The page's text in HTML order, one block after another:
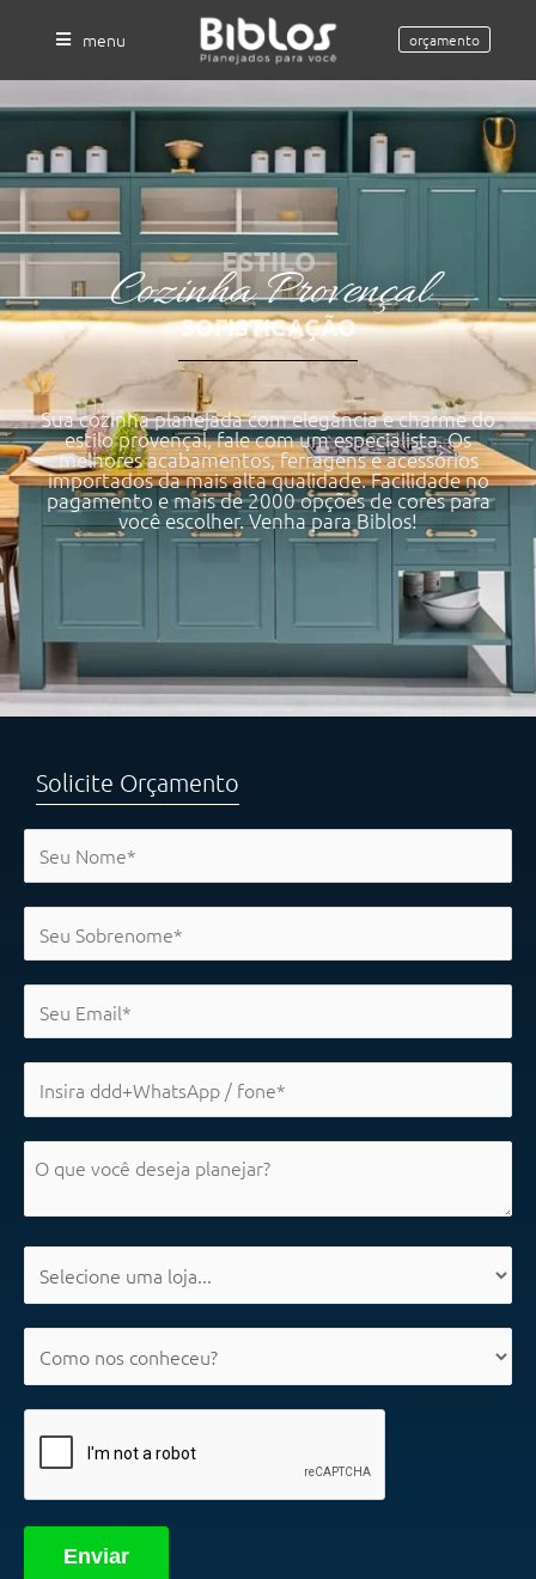
menu orçamento
ESTILO
Cozinha Provençal
SOFISTICAÇÃO
Sua cozinha planejada com elegância e charme do
estilo provençal, fale com um especialista. Os
melhores acabamentos, ferragens e acessórios
importados da mais alta qualidade. Facilidade no
pagamento e mais de 2000 opções de cores para
você escolher. Venha para Biblos!
Solicite Orçamento
Enviar